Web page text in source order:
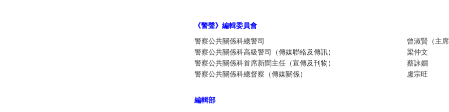
《警聲》編輯委員會
警察公共關係科總警司
曾淑賢（主席
警察公共關係科高級警司（傳媒聯絡及傳訊）
梁仲文
警察公共關係科首席新聞主任（宣傳及刊物）
蔡詠嫺
警察公共關係科總督察（傳媒關係）
盧宗旺
編輯部